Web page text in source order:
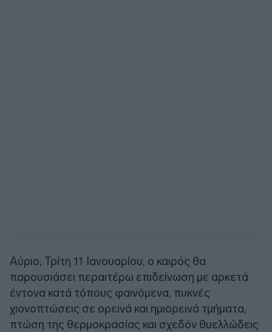
Αύριο, Τρίτη 11 Ιανουαρίου, ο καιρός θα
παρουσιάσει περαιτέρω επιδείνωση με αρκετά
έντονα κατά τόπους φαινόμενα, πυκνές
χιονοπτώσεις σε ορεινά και ημιορεινά τμήματα,
πτώση της θερμοκρασίας και σχεδόν θυελλώδεις